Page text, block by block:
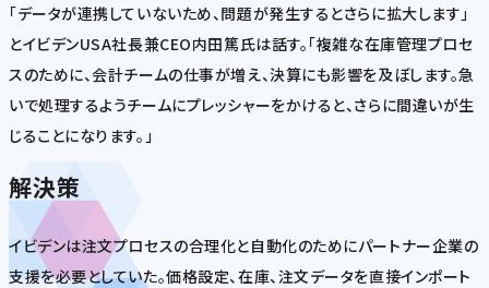
「データが連携していないため、問題が発生するとさらに拡大します」
とイビデンUSA社長兼CEO内田篤氏は話す。「複雑な在庫管理プロセ
スのために、会計チームの仕事が増え、決算にも影響を及ぼします。急
いで処理するようチームにプレッシャーをかけると、さらに間違いが生
じることになります。」
解決策
イビデンは注文プロセスの合理化と自動化のためにパートナー企業の
支援を必要としていた。価格設定、在庫、注文データを直接インポート